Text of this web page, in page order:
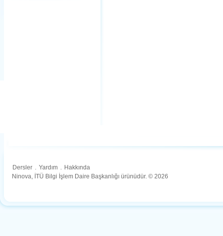
Dersler . Yardım . Hakkında
Ninova, İTÜ Bilgi İşlem Daire Başkanlığı ürünüdür. © 2026